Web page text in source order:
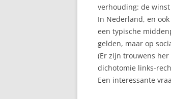
verhouding: de winst
In Nederland, en
een typische
gelden, maar op
(Er zijn trouwens
dichotomie links-
Een interessante